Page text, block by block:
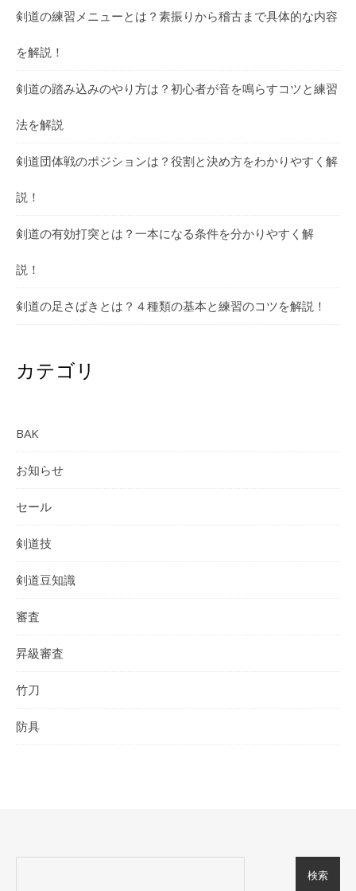
剣道の練習メニューとは？素振りから稽古まで具体的な内容
を解説！
剣道の踏み込みのやり方は？初心者が音を鳴らすコツと練習
法を解説
剣道団体戦のポジションは？役割と決め方をわかりやすく解
説！
剣道の有効打突とは？一本になる条件を分かりやすく解
説！
剣道の足さばきとは？４種類の基本と練習のコツを解説！
カテゴリ
BAK
お知らせ
セール
剣道技
剣道豆知識
審査
昇級審査
竹刀
防具
検索